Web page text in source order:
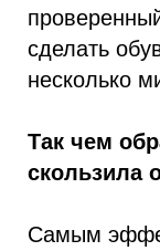
сделать
несколько
Так чем
скользила
Самым